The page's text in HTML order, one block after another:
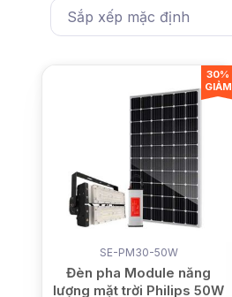
SE-PM30-50W
Đèn pha Module năng
lượng mặt trời Philips 50W
30%
GIẢM